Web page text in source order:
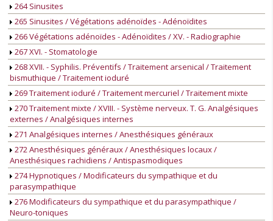
264 Sinusites
265 Sinusites / Végétations adénoïdes - Adénoïdites
266 Végétations adénoïdes - Adénoïdites / XV. - Radiographie
267 XVI. - Stomatologie
268 XVII. - Syphilis. Préventifs / Traitement arsenical / Traitement
bismuthique / Traitement ioduré
269 Traitement ioduré / Traitement mercuriel / Traitement mixte
270 Traitement mixte / XVIII. - Système nerveux. T. G. Analgésiques
externes / Analgésiques internes
271 Analgésiques internes / Anesthésiques généraux
272 Anesthésiques généraux / Anesthésiques locaux /
Anesthésiques rachidiens / Antispasmodiques
274 Hypnotiques / Modificateurs du sympathique et du
parasympathique
276 Modificateurs du sympathique et du parasympathique /
Neuro-toniques